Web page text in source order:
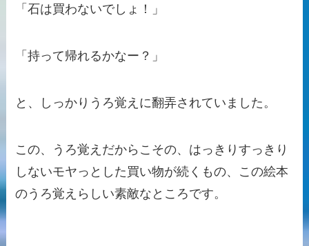
「石は買わないでしょ！」
「持って帰れるかなー？」
と、しっかりうろ覚えに翻弄されていました。
この、うろ覚えだからこその、はっきりすっきり
しないモヤっとした買い物が続くもの、この絵本
のうろ覚えらしい素敵なところです。